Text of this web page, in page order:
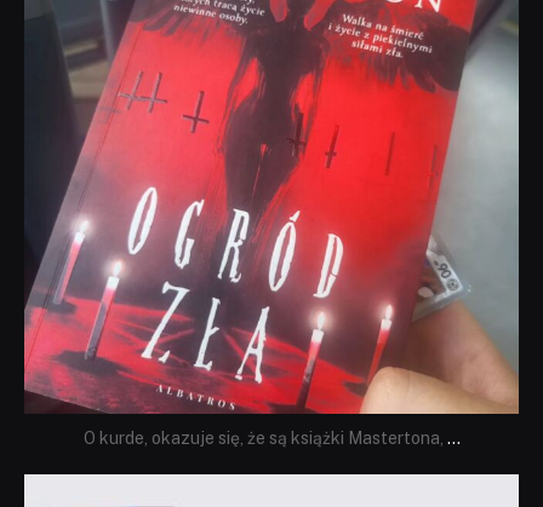
O kurde, okazuje się, że są książki Mastertona, ...